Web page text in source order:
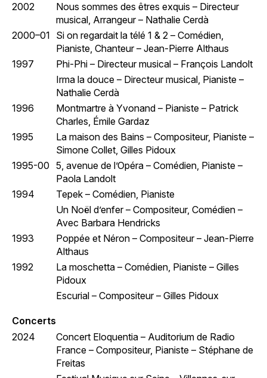
2002
Nous sommes des êtres exquis – Directeur
musical, Arrangeur – Nathalie Cerdà
2000–01 Si on regardait la télé 1 & 2 – Comédien,
Pianiste, Chanteur – Jean-Pierre Althaus
1997
Phi-Phi – Directeur musical – François Landolt
Irma la douce – Directeur musical, Pianiste –
Nathalie Cerdà
1996
Montmartre à Yvonand – Pianiste – Patrick
Charles, Émile Gardaz
1995
La maison des Bains – Compositeur, Pianiste –
Simone Collet, Gilles Pidoux
1995-00 5, avenue de l’Opéra – Comédien, Pianiste –
Paola Landolt
1994
Tepek – Comédien, Pianiste
Un Noël d’enfer – Compositeur, Comédien –
Avec Barbara Hendricks
1993
Poppée et Néron – Compositeur – Jean-Pierre
Althaus
1992
La moschetta – Comédien, Pianiste – Gilles
Pidoux
Escurial – Compositeur – Gilles Pidoux
Concerts
2024
Concert Eloquentia – Auditorium de Radio
France – Compositeur, Pianiste – Stéphane de
Freitas